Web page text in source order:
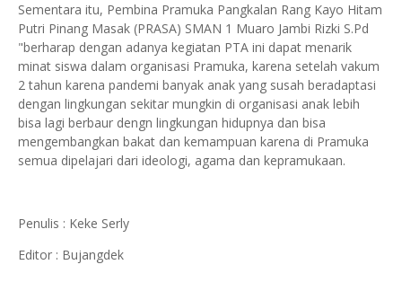
Sementara itu, Pembina Pramuka Pangkalan Rang Kayo Hitam
Putri Pinang Masak (PRASA) SMAN 1 Muaro Jambi Rizki S.Pd
"berharap dengan adanya kegiatan PTA ini dapat menarik
minat siswa dalam organisasi Pramuka, karena setelah vakum
2 tahun karena pandemi banyak anak yang susah beradaptasi
dengan lingkungan sekitar mungkin di organisasi anak lebih
bisa lagi berbaur dengn lingkungan hidupnya dan bisa
mengembangkan bakat dan kemampuan karena di Pramuka
semua dipelajari dari ideologi, agama dan kepramukaan.
Penulis : Keke Serly
Editor : Bujangdek